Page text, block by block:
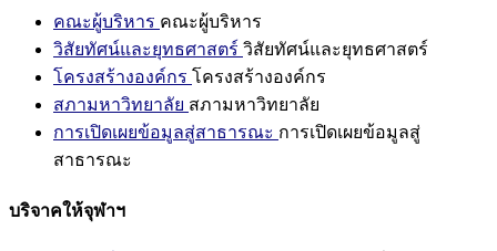
คณะผู้บริหาร คณะผู้บริหาร
วิสัยทัศน์และยุทธศาสตร์ วิสัยทัศน์และยุทธศาสตร์
โครงสร้างองค์กร โครงสร้างองค์กร
สภามหาวิทยาลัย สภามหาวิทยาลัย
การเปิดเผยข้อมูลสู่สาธารณะ การเปิดเผยข้อมูลสู่
สาธารณะ
บริจาคให้จุฬาฯ